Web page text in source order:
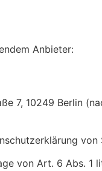
Anbieter:
7, 10249 Berlin
von
von Art. 6 Abs. 1